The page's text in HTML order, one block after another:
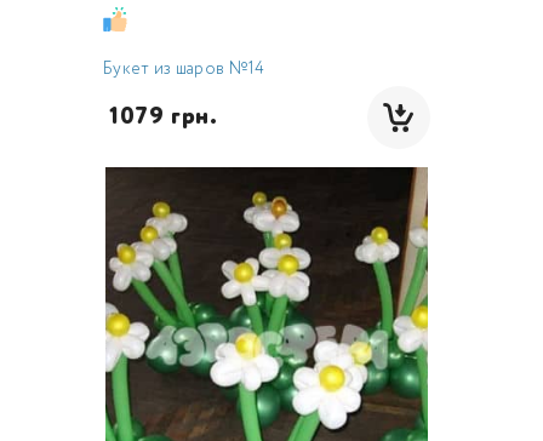
Букет из шаров №14
1079 грн.